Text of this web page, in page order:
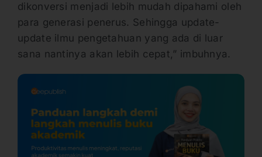
dikonversi menjadi lebih mudah dipahami oleh
para generasi penerus. Sehingga update-
update ilmu pengetahuan yang ada di luar
sana nantinya akan lebih cepat,” imbuhnya.